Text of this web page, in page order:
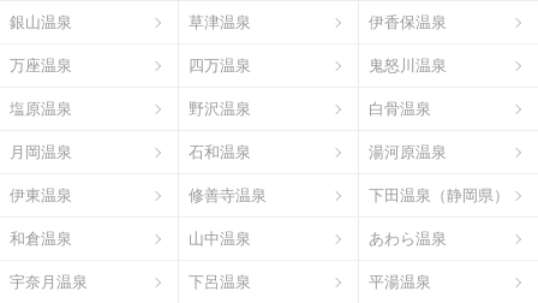
銀山温泉 草津温泉 伊香保温泉
万座温泉 四万温泉 鬼怒川温泉
塩原温泉 野沢温泉 白骨温泉
月岡温泉 石和温泉 湯河原温泉
伊東温泉 修善寺温泉 下田温泉（静岡県）
和倉温泉 山中温泉 あわら温泉
宇奈月温泉 下呂温泉 平湯温泉